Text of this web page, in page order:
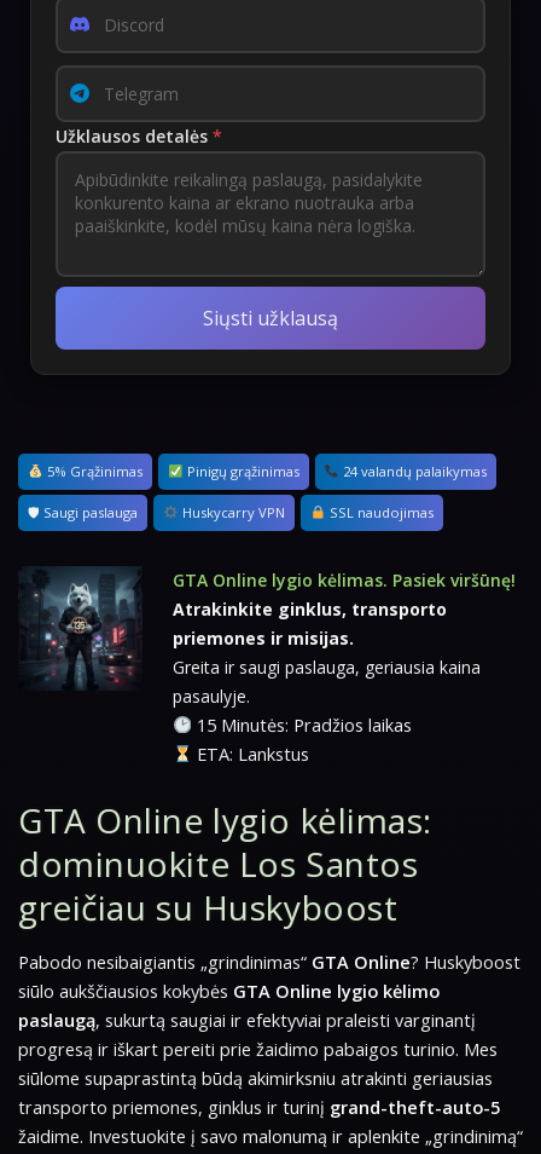
Užklausos detalės *
Siųsti užklausą
5% Grąžinimas Pinigų grąžinimas 24 valandų palaikymas
🛡 Saugi paslauga Huskycarry VPN SSL naudojimas
GTA Online lygio kėlimas. Pasiek viršūnę!
Atrakinkite ginklus, transporto
priemones ir misijas.
Greita ir saugi paslauga, geriausia kaina
pasaulyje.
15 Minutės: Pradžios laikas
ETA: Lankstus
GTA Online lygio kėlimas:
dominuokite Los Santos
greičiau su Huskyboost
Pabodo nesibaigiantis „grindinimas“ GTA Online? Huskyboost
siūlo aukščiausios kokybės GTA Online lygio kėlimo
paslaugą, sukurtą saugiai ir efektyviai praleisti varginantį
progresą ir iškart pereiti prie žaidimo pabaigos turinio. Mes
siūlome supaprastintą būdą akimirksniu atrakinti geriausias
transporto priemones, ginklus ir turinį grand-theft-auto-5
žaidime. Investuokite į savo malonumą ir aplenkite „grindinimą“